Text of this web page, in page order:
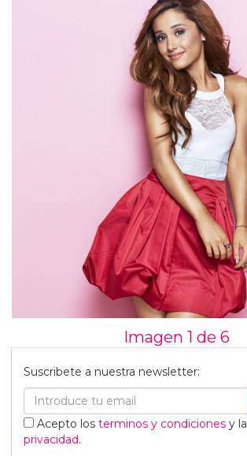
Imagen 1 de 6
Suscribete a nuestra newsletter:
Acepto los terminos y condiciones y la
privacidad.